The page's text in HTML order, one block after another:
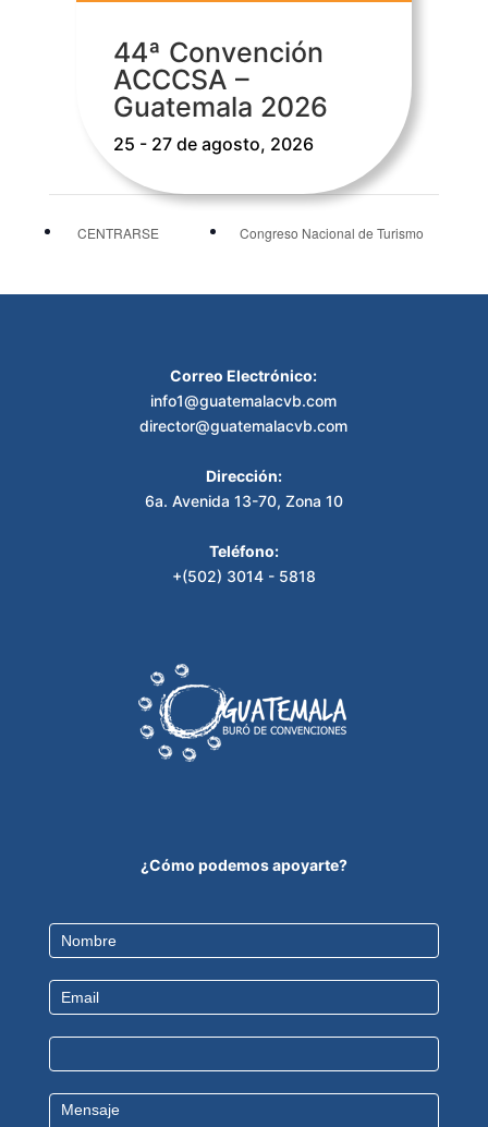
44ª Convención
ACCCSA –
Guatemala 2026
25 - 27 de agosto, 2026
CENTRARSE Congreso Nacional de Turismo
Correo Electrónico:
info1@guatemalacvb.com
director@guatemalacvb.com
Dirección:
6a. Avenida 13-70, Zona 10
Teléfono:
+(502) 3014 - 5818
¿Cómo podemos apoyarte?
Contact
Us